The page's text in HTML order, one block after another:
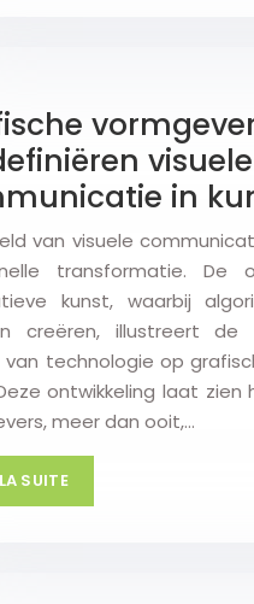
visuele
in
van visuele
transformatie. De
kunst, waarbij
creëren, illustreert de
van technologie op
ontwikkeling laat zien
meer dan ooit,…
SUITE